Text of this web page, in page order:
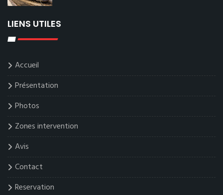
LIENS UTILES
Accueil
Présentation
Photos
Zones intervention
Avis
Contact
Reservation